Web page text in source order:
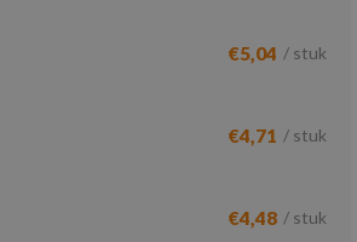
€5,04 / stuk
€4,71 / stuk
€4,48 / stuk